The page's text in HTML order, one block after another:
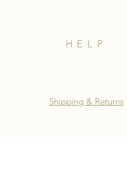
HELP
Shipping & Returns